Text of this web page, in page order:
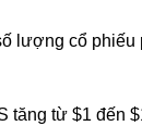
lượng cổ
tăng từ $1 đến